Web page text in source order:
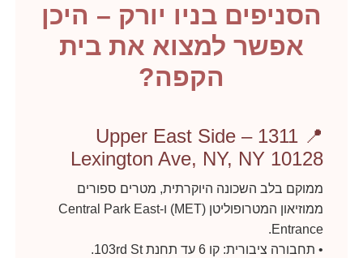
הסניפים בניו יורק – היכן
אפשר למצוא את בית
הקפה?
📍 Upper East Side – 1311
Lexington Ave, NY, NY 10128
ממוקם בלב השכונה היוקרתית, מטרים ספורים
ממוזיאון המטרופוליטן (MET) ו-Central Park East
Entrance.
• תחבורה ציבורית: קו 6 עד תחנת 103rd St.